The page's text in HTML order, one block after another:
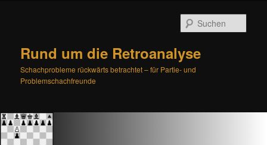
Rund um die Retroanalyse
Schachprobleme rückwärts betrachtet – für Partie- und
Problemschachfreunde